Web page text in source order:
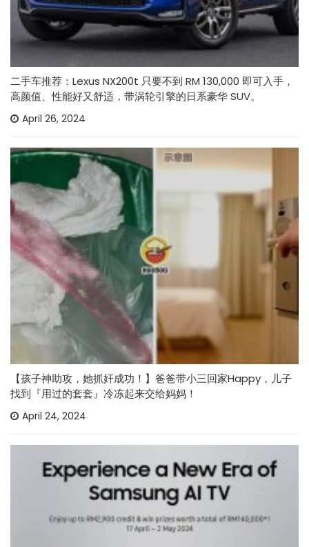
二手车推荐：Lexus NX200t 只要不到 RM 130,000 即可入手，
高颜值、性能好又舒适，带涡轮引擎的日系豪华 SUV。
April 26, 2024
【孩子神助攻，她抓奸成功！】爸爸带小三回家Happy，儿子
找到『用过的套套』冷冻起来交给妈妈！
April 24, 2024